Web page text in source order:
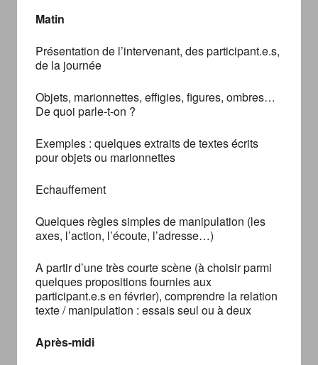
Matin
Présentation de l’intervenant, des participant.e.s,
de la journée
Objets, marionnettes, effigies, figures, ombres…
De quoi parle-t-on ?
Exemples : quelques extraits de textes écrits
pour objets ou marionnettes
Echauffement
Quelques règles simples de manipulation (les
axes, l’action, l’écoute, l’adresse…)
A partir d’une très courte scène (à choisir parmi
quelques propositions fournies aux
participant.e.s en février), comprendre la relation
texte / manipulation : essais seul ou à deux
Après-midi